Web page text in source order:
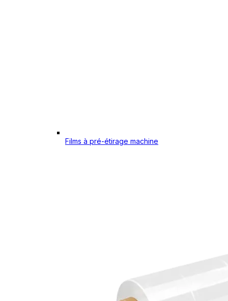
Films à pré-étirage machine